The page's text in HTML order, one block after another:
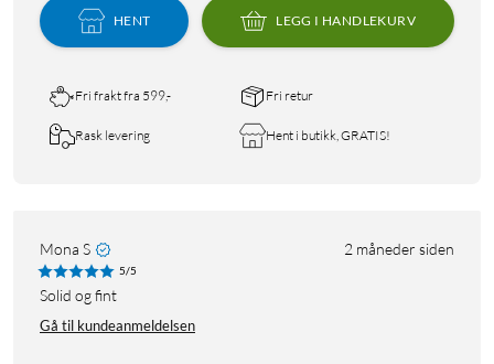
HENT LEGG I HANDLEKURV
Fri frakt fra 599,- Fri retur
Rask levering Hent i butikk, GRATIS!
Mona S 2 måneder siden
5/5
Solid og fint
Gå til kundeanmeldelsen